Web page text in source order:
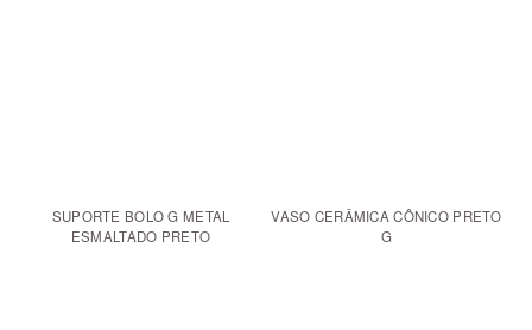
SUPORTE BOLO G METAL
ESMALTADO PRETO
VASO CERÂMICA CÔNICO PRETO
G